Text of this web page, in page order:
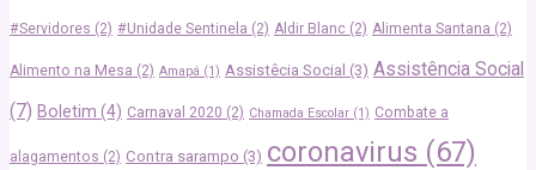
#Servidores (2) #Unidade Sentinela (2) Aldir Blanc (2) Alimenta Santana (2)
Alimento na Mesa (2) Amapá (1) Assistêcia Social (3) Assistência Social
(7) Boletim (4) Carnaval 2020 (2) Chamada Escolar (1) Combate a
alagamentos (2) Contra sarampo (3) coronavirus (67)